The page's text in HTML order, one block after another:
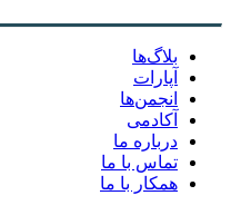
بلاگ‌ها
آپارات
انجمن‌ها
آکادمی
درباره ما
تماس با ما
همکار با ما